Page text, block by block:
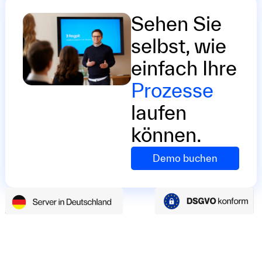
Sehen Sie
selbst, wie
einfach Ihre
Prozesse
laufen
können.
Demo buchen